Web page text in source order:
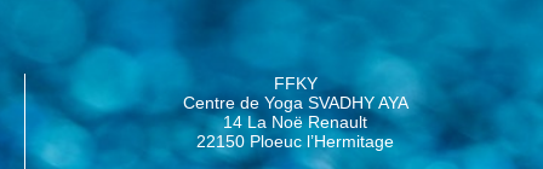
FFKY
Centre de Yoga SVADHY AYA
14 La Noë Renault
22150 Ploeuc l’Hermitage